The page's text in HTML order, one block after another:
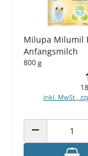
Milupa Milumil
Anfangsmilch
800 g
inkl. MwSt.,
ANZAHL